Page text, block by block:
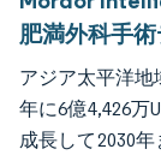
肥満外科手
アジア太平洋地
年に6億4,426万
成長して2030年